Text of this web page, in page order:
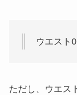
ウエスト
ただし、ウエス